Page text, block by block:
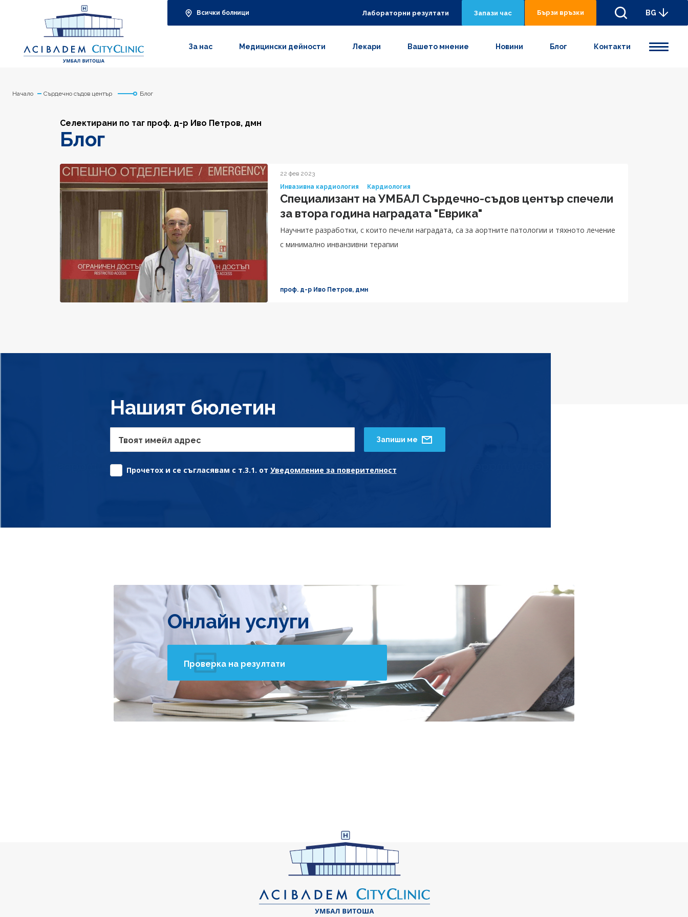
Всички болници Лабораторни резултати Запази час Бързи връзки BG
За нас Медицински дейности Лекари Вашето мнение Новини Блог Контакти
Начало Сърдечно съдов център Блог
Селектирани по таг проф. д-р Иво Петров, дмн
Блог
22 фев 2023
Инвазивна кардиология
Кардиология
Специализант на УМБАЛ Сърдечно-съдов център спечели
за втора година наградата "Еврика"
Научните разработки, с които печели наградата, са за аортните патологии и тяхното лечение
с минимално инванзивни терапии
проф. д-р Иво Петров, дмн
Нашият бюлетин
Твоят имейл адрес
Прочетох и се съгласявам с т.3.1. от Уведомление за поверителност
Запиши ме
Онлайн услуги
Проверка на резултати